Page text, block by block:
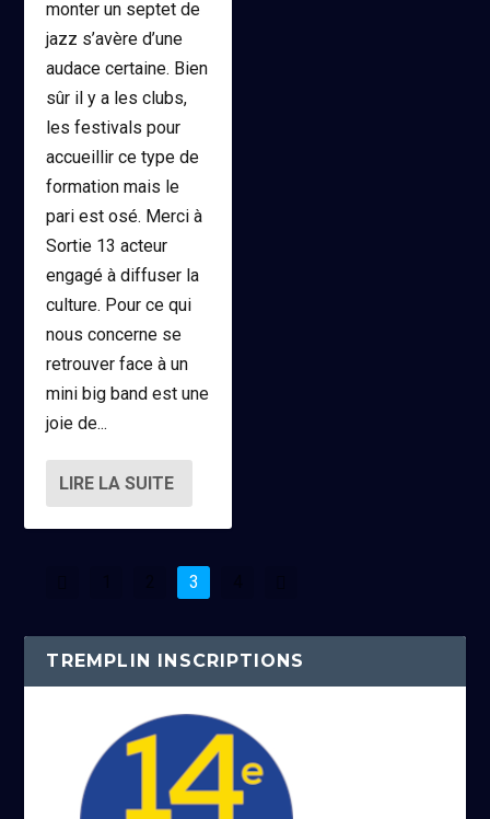
monter un septet de
jazz s’avère d’une
audace certaine. Bien
sûr il y a les clubs,
les festivals pour
accueillir ce type de
formation mais le
pari est osé. Merci à
Sortie 13 acteur
engagé à diffuser la
culture. Pour ce qui
nous concerne se
retrouver face à un
mini big band est une
joie de...
LIRE LA SUITE
3
TREMPLIN INSCRIPTIONS